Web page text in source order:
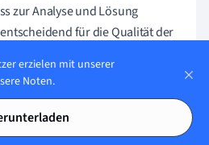
zur Analyse und Lösung
für die Qualität der
Herausforderungen:
ethische Prinzipien in der
moralisch fundierte
erzielen mit unserer
Noten.